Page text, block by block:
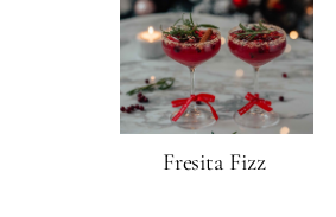
Fresita Fizz